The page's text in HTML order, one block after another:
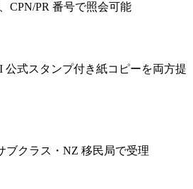
CPN/PR 番号で照会可能
公式スタンプ付き紙コピーを両方提
ブクラス・NZ 移民局で受理